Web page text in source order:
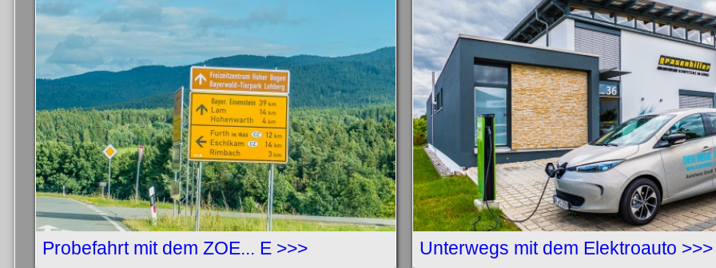
Probefahrt mit dem ZOE... E >>> Unterwegs mit dem Elektroauto >>>